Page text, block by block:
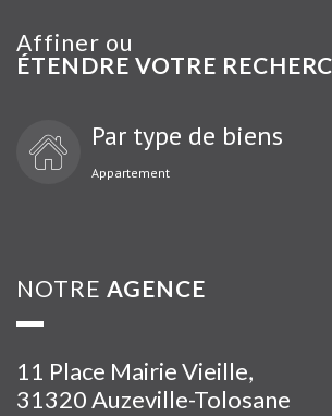
Affiner ou
ÉTENDRE VOTRE
Par type de biens
Appartement
NOTRE AGENCE
11 Place Mairie Vieille,
31320 Auzeville-Tolosane